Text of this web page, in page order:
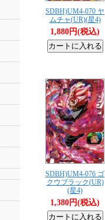
SDBH)UM4-070 ヤ
ムチャ(UR)(星4)
1,880円(税込)
SDBH)UM4-076 ゴ
クウブラック(UR)
(星4)
1,380円(税込)